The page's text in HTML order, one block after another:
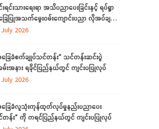
ရင်းသားရေးရာ အသိပညာပေးခြင်းနှင့် ရပ်ရွာ
ေပြုအသက်မွေးဝမ်းကျောင်းပညာ လိုအပ်ချက်
ဆန်းစစ်စီမံခြင်း အစီအစဉ်ကို ပဲခူးတိုင်းဒေသ
2026
ြေခံစက်ချုပ်သင်တန်း” သင်တန်းဆင်းပွဲ
းအနား ရခိုင်ပြည်နယ်တွင် ကျင်းပပြုလုပ်
2026
ြေခံလူသုံးကုန်ထုတ်လုပ်မှုနည်းပညာပေး
န်း” ကို ကရင်ပြည်နယ်တွင် ကျင်းပပြုလုပ်